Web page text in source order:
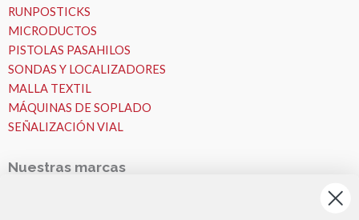
RUNPOSTICKS
MICRODUCTOS
PISTOLAS PASAHILOS
SONDAS Y LOCALIZADORES
MALLA TEXTIL
MÁQUINAS DE SOPLADO
SEÑALIZACIÓN VIAL
Nuestras marcas